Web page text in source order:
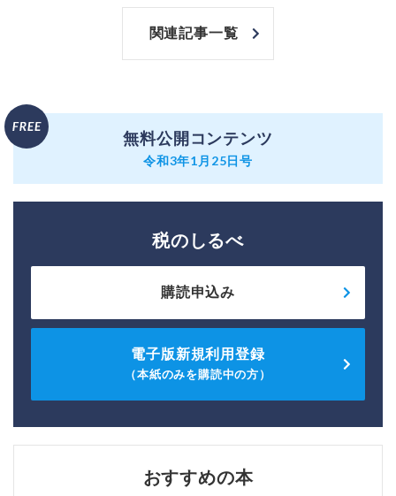
関連記事一覧
無料公開コンテンツ
令和3年1月25日号
税のしるべ
購読申込み
電子版新規利用登録
（本紙のみを購読中の方）
おすすめの本